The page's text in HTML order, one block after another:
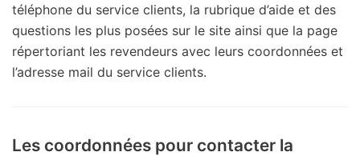
téléphone du service clients, la rubrique d’aide et des
questions les plus posées sur le site ainsi que la page
répertoriant les revendeurs avec leurs coordonnées et
l’adresse mail du service clients.
Les coordonnées pour contacter la